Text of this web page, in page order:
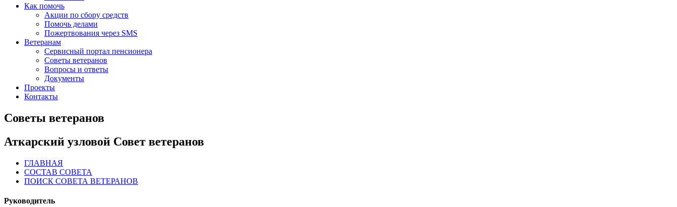
Как помочь
Акции по сбору средств
Помочь делами
Пожертвования через SMS
Ветеранам
Сервисный портал пенсионера
Советы ветеранов
Вопросы и ответы
Документы
Проекты
Контакты
Советы ветеранов
Аткарский узловой Совет ветеранов
ГЛАВНАЯ
СОСТАВ СОВЕТА
ПОИСК СОВЕТА ВЕТЕРАНОВ
Руководитель